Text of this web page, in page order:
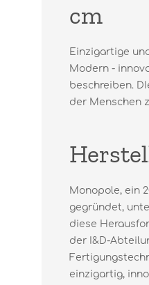
cm
Einzigartige
Modern -
beschreiben.
der Menschen
Monopole, ein
gegründet,
diese
der I&D-
einzigartig,